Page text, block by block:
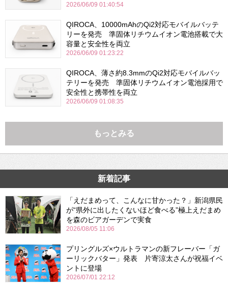
2026/06/09 01:40:54
QIROCA、10000mAhのQi2対応モバイルバッテ
リーを発売 準固体リチウムイオン電池搭載で大
容量と安全性を両立
2026/06/09 01:23:22
QIROCA、薄さ約8.3mmのQi2対応モバイルバッ
テリーを発売 準固体リチウムイオン電池採用で
安全性と携帯性を両立
2026/06/09 01:08:35
もっとみる
新着記事
「えだまめって、こんなに甘かった？」新潟県民
が“県外に出したくないほど食べる”極上えだまめ
を森のビアガーデンで実食
2026/08/05 11:06
プリングルズ×ウルトラマンの新フレーバー「ガ
ーリックバター」発表 片寄涼太さんが祝福イベ
ントに登場
2026/07/01 22:12